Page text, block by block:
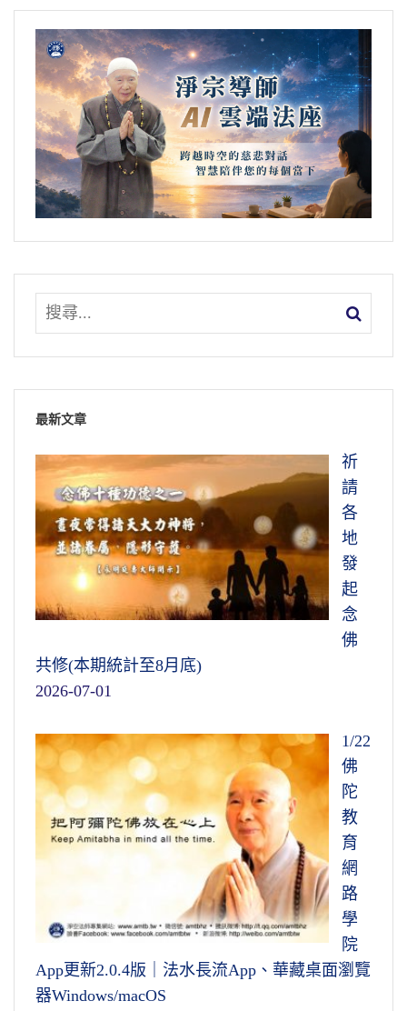
最新文章
祈
請
各
地
發
起
念
佛
共修(本期統計至8月底)
2026-07-01
1/22
佛
陀
教
育
網
路
學
院
App更新2.0.4版｜法水長流App、華藏桌面瀏覽
器Windows/macOS